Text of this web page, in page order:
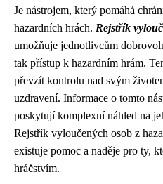
Je nástrojem, který pomáhá
hazardních hrách. Rejstřík
umožňuje jednotlivcům
tak přístup k hazardním hrám.
převzít kontrolu nad svým
uzdravení. Informace o tomto
poskytují komplexní náhled na
Rejstřík vyloučených osob z
existuje pomoc a naděje pro ty,
hráčstvím.